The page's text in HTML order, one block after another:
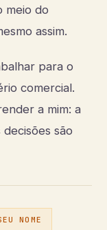
meio do
assim.
para o
comercial.
a mim: a
são
NOME